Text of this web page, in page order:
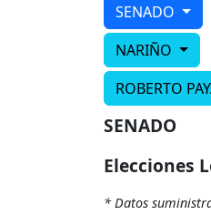
SENADO
NARIÑO
ROBERTO
SENADO
Elecciones
* Datos